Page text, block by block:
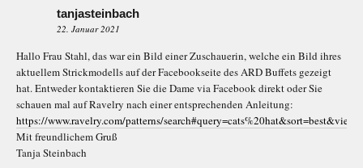
tanjasteinbach
22. Januar 2021
Hallo Frau Stahl, das war ein Bild einer Zuschauerin, welche ein Bild ihres
aktuellem Strickmodells auf der Facebookseite des ARD Buffets gezeigt
hat. Entweder kontaktieren Sie die Dame via Facebook direkt oder Sie
schauen mal auf Ravelry nach einer entsprechenden Anleitung:
https://www.ravelry.com/patterns/
Mit freundlichem Gruß
Tanja Steinbach